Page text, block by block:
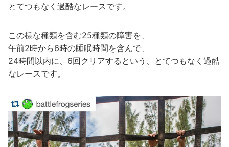
とてつもなく過酷なレースです。
この様な種類を含む25種類の障害を、
午前2時から6時の睡眠時間を含んで、
24時間以内に、6回クリアするという、とてつもなく過酷
なレースです。